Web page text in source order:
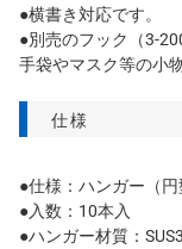
●横書き対応です。
●別売のフック（3-
手袋やマスク等の小
仕様
●仕様：ハンガー（円
●入数：10本入
●ハンガー材質：